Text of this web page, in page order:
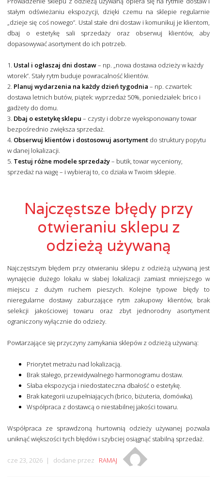
stałym odświeżaniu ekspozycji, dzięki czemu na sklepie regularnie
„dzieje się coś nowego”. Ustal stałe dni dostaw i komunikuj je klientom,
dbaj o estetykę sali sprzedaży oraz obserwuj klientów, aby
dopasowywać asortyment do ich potrzeb.
1. Ustal i ogłaszaj dni dostaw– np. „nowa dostawa odzieży w każdy
wtorek”. Stały rytm buduje powracalność klientów.
2. Planuj wydarzenia na każdy dzień tygodnia – np. czwartek:
dostawa letnich butów, piątek: wyprzedaż 50%, poniedziałek: brico i
gadżety do domu.
3. Dbaj o estetykę sklepu – czysty i dobrze wyeksponowany towar
bezpośrednio zwiększa sprzedaż.
4. Obserwuj klientów i dostosowuj asortyment do struktury popytu
w danej lokalizacji.
5. Testuj różne modele sprzedaży– butik, towar wyceniony,
sprzedaż na wagę – i wybieraj to, co działa w Twoim sklepie.
Najczęstsze błędy przy
otwieraniu sklepu z
odzieżą używaną
Najczęstszym błędem przy otwieraniu sklepu z odzieżą używaną jest
wynajęcie dużego lokalu w słabej lokalizacji zamiast mniejszego w
miejscu z dużym ruchem pieszych. Kolejne typowe błędy to
nieregularne dostawy zaburzające rytm zakupowy klientów, brak
selekcji jakościowej towaru oraz zbyt jednorodny asortyment
ograniczony wyłącznie do odzieży.
Powtarzające się przyczyny zamykania sklepów z odzieżą używaną:
Priorytet metrażu nad lokalizacją.
Brak stałego, przewidywalnego harmonogramu dostaw.
Słaba ekspozycja i niedostateczna dbałość o estetykę.
Brak kategorii uzupełniających (brico, biżuteria, domówka).
Współpraca z dostawcą o niestabilnej jakości towaru.
Współpraca ze sprawdzoną hurtownią odzieży używanej pozwala
uniknąć większości tych błędów i szybciej osiągnąć stabilną sprzedaż.
cze 23, 2026 dodane przez RAMAJ